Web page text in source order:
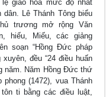
giáo hóa mức độ nhất
Lê Thánh Tông biểu
trương mở rộng Văn
hiếu, Miếu, các giảng
soạn “Hồng Đức pháp
đều “24 điều huấn
năm. Năm Hồng Đức thứ
(1472), vua Thánh
ti bằng các điều luật,